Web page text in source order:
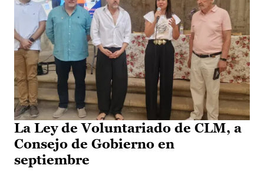
La Ley de Voluntariado de CLM, a
Consejo de Gobierno en
septiembre